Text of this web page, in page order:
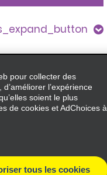
pour collecter des
l’expérience
soient le plus
de cookies et AdChoices à
tous les cookies